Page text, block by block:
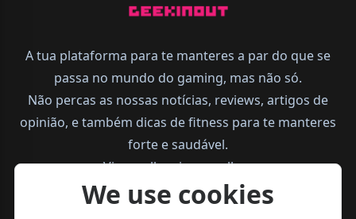
A tua plataforma para te manteres a par do que se
passa no mundo do gaming, mas não só.
Não percas as nossas notícias, reviews, artigos de
opinião, e também dicas de fitness para te manteres
forte e saudável.
Vive melhor, joga melhor.
We use cookies